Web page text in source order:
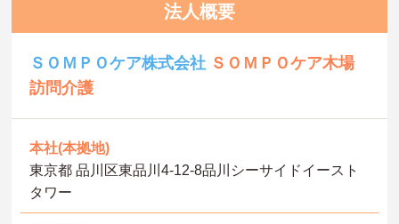
法人概要
ＳＯＭＰＯケア株式会社 ＳＯＭＰＯケア木場
訪問介護
本社(本拠地)
東京都 品川区東品川4-12-8品川シーサイドイースト
タワー